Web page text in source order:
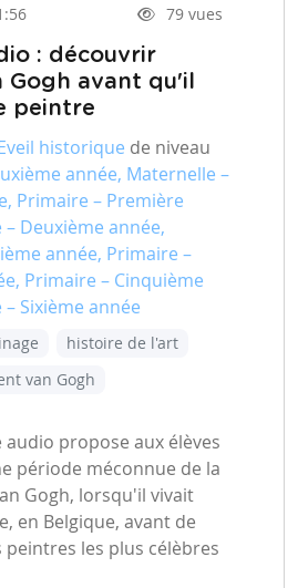
79 vues
: découvrir
Gogh avant qu'il
peintre
historique de niveau
année, Maternelle –
Primaire – Première
Deuxième année,
année, Primaire –
Primaire – Cinquième
Sixième année
histoire de l'art
van Gogh
propose aux élèves
période méconnue de la
Gogh, lorsqu'il vivait
en Belgique, avant de
les plus célèbres